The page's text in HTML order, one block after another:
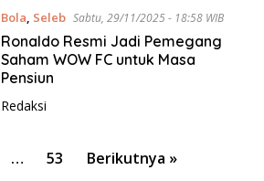
Bola, Seleb Sabtu, 29/11/2025 - 18:58 WIB
Ronaldo Resmi Jadi Pemegang
Saham WOW FC untuk Masa
Pensiun
Redaksi
… 53 Berikutnya »